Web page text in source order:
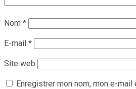
Nom *
E-mail *
Site web
Enregistrer mon nom, mon e-